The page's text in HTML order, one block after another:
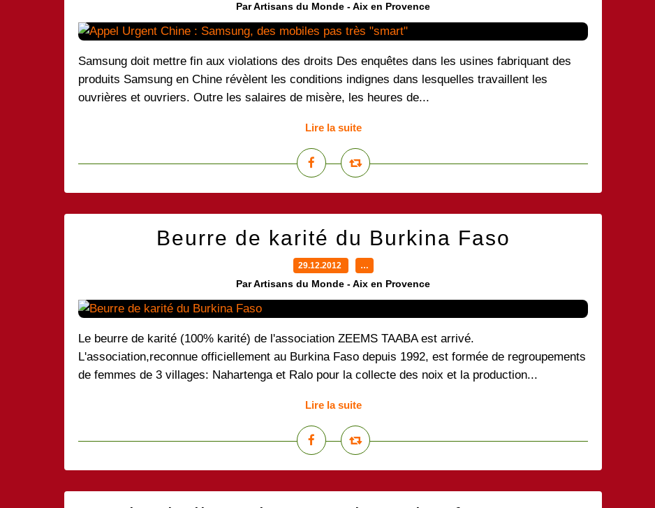
Par Artisans du Monde - Aix en Provence
Samsung doit mettre fin aux violations des droits Des enquêtes dans les usines fabriquant des
produits Samsung en Chine révèlent les conditions indignes dans lesquelles travaillent les
ouvrières et ouvriers. Outre les salaires de misère, les heures de...
Lire la suite
Beurre de karité du Burkina Faso
29.12.2012 …
Par Artisans du Monde - Aix en Provence
Le beurre de karité (100% karité) de l'association ZEEMS TAABA est arrivé.
L'association,reconnue officiellement au Burkina Faso depuis 1992, est formée de regroupements
de femmes de 3 villages: Nahartenga et Ralo pour la collecte des noix et la production...
Lire la suite